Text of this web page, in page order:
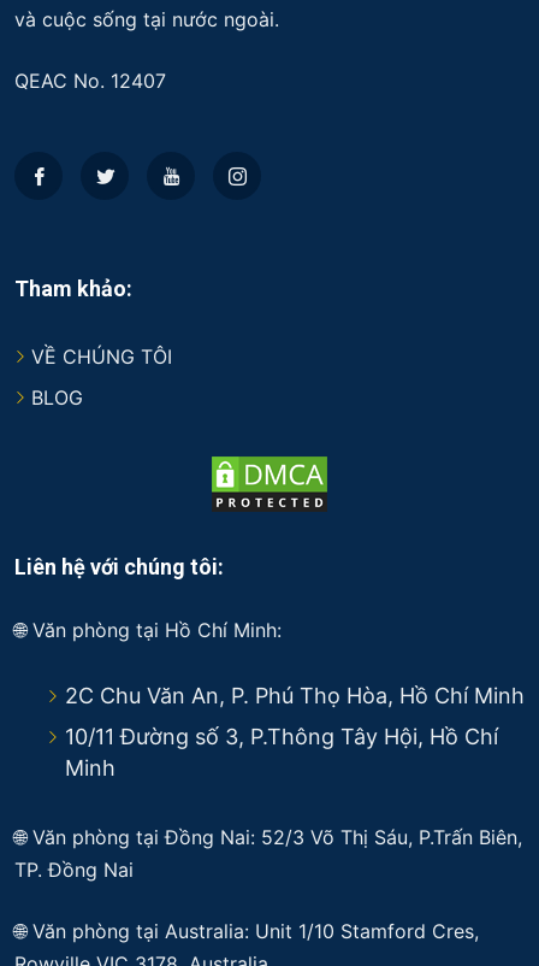
và cuộc sống tại nước ngoài.
QEAC No. 12407
Tham khảo:
VỀ CHÚNG TÔI
BLOG
Liên hệ với chúng tôi:
🌐 Văn phòng tại Hồ Chí Minh:
2C Chu Văn An, P. Phú Thọ Hòa, Hồ Chí Minh
10/11 Đường số 3, P.Thông Tây Hội, Hồ Chí
Minh
🌐 Văn phòng tại Đồng Nai: 52/3 Võ Thị Sáu, P.Trấn Biên,
TP. Đồng Nai
🌐Văn phòng tại Australia: Unit 1/10 Stamford Cres,